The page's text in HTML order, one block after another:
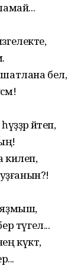
бел,
әйтеп,
килеп,
яҙмыш,
түгел...
күктә,